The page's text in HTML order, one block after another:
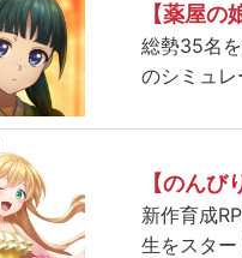
【薬屋の
総勢35名
のシミュレ
【のんび
新作育成
生をスター